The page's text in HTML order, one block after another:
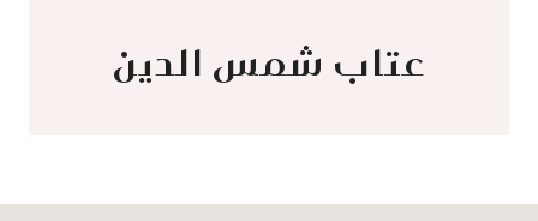
عتاب شمس الدين